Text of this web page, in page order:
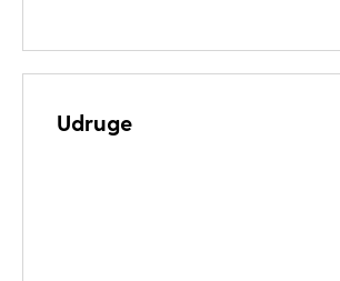
Udruge